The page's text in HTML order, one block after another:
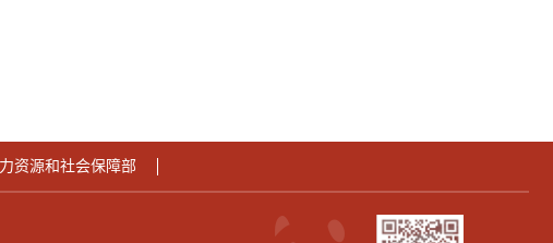
资源和社会保障部